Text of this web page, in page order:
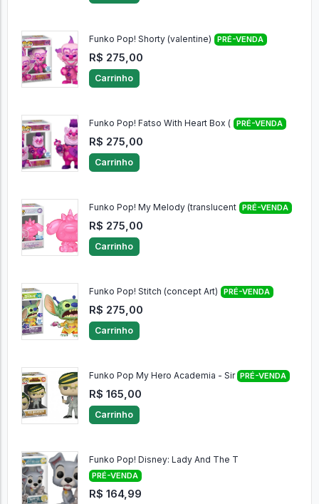
Funko Pop! Shorty (valentine) PRÉ-VENDA
R$ 275,00
Carrinho
Funko Pop! Fatso With Heart Box ( PRÉ-VENDA
R$ 275,00
Carrinho
Funko Pop! My Melody (translucent PRÉ-VENDA
R$ 275,00
Carrinho
Funko Pop! Stitch (concept Art) PRÉ-VENDA
R$ 275,00
Carrinho
Funko Pop My Hero Academia - Sir PRÉ-VENDA
R$ 165,00
Carrinho
Funko Pop! Disney: Lady And The T
PRÉ-VENDA
R$ 164,99